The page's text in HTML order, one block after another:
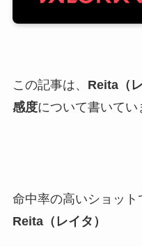
この記事は、 Reita（
感度について書いてい
命中率の高いショット
Reita（レイタ）